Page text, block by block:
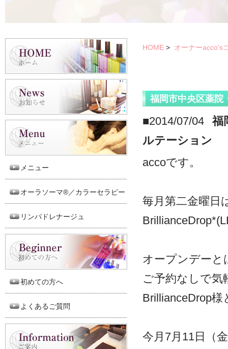
メニュー
オーラソーマ®／カラーセラピー
リンパドレナージュ
初めての方へ
よくあるご質問
HOME > オーナーacco's
福岡市中央区薬院
■2014/07/04
福
ルテーション
accoです。
毎月第二金曜日
オープンデー
ご予約なしで気
BrillianceDrop
今月7月11日（